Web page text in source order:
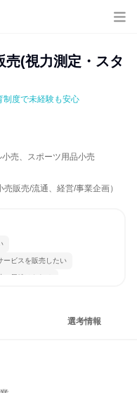
売(視力測定・スタ
制度で未経験も安心
売、スポーツ用品小売
販売/流通、経営/事業企画）
ービスを販売したい
に居続けられる
選考情報